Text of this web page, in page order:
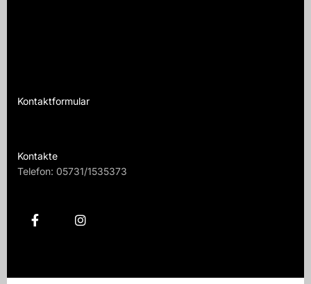
Kontaktformular
Kontakte
Telefon: 05731/1535373